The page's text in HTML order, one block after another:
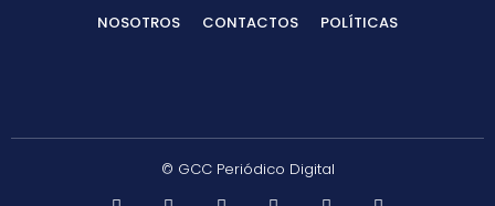
NOSOTROS CONTACTOS POLÍTICAS
© GCC Periódico Digital